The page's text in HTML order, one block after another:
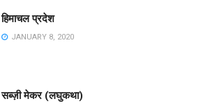
हिमाचल प्रदेश
JANUARY 8, 2020
सब्ज़ी मेकर (लघुकथा)